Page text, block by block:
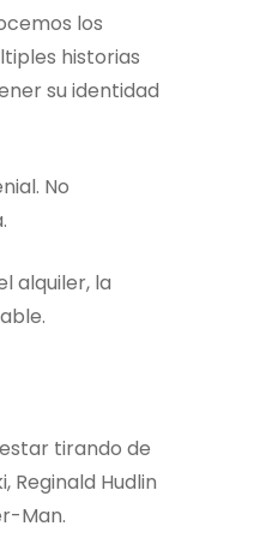
los
historias
su identidad
No
alquiler, la
tirando de
Reginald Hudlin
Man.